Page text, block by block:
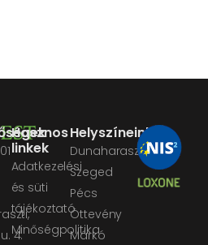
4.
Hasznos
linkek
Adatkezelési
és süti
tájékoztató
Minőségpolitika
Helyszíneink
Dunaharaszti
Szeged
Pécs
Öttevény
Márkó